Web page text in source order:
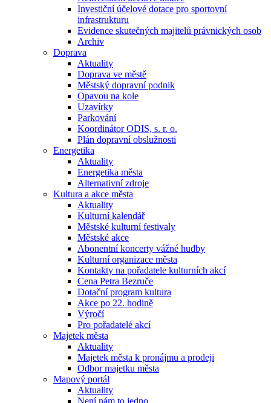
Investiční účelové dotace pro sportovní
infrastrukturu
Evidence skutečných majitelů právnických osob
Archiv
Doprava
Aktuality
Doprava ve městě
Městský dopravní podnik
Opavou na kole
Uzavírky
Parkování
Koordinátor ODIS, s. r. o.
Plán dopravní obslužnosti
Energetika
Aktuality
Energetika města
Alternativní zdroje
Kultura a akce města
Aktuality
Kulturní kalendář
Městské kulturní festivaly
Městské akce
Abonentní koncerty vážné hudby
Kulturní organizace města
Kontakty na pořadatele kulturních akcí
Cena Petra Bezruče
Dotační program kultura
Akce po 22. hodině
Výročí
Pro pořadatelé akcí
Majetek města
Aktuality
Majetek města k pronájmu a prodeji
Odbor majetku města
Mapový portál
Aktuality